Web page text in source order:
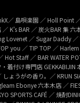
／ 島唄楽園 ／ Holl Point
／ K’s BAR ／ 炭火BAR 集
Lovenet ／ Sugar Daddy ／
you ／ TIP TOP ／
Hot Staff ／ BAR WATER
着付け専門店 GEKKABIJIN
しょうがの香り。／ KRUN
Ebonye 六本木店 ／
SPORTS CAFÉ ／ 焼酎